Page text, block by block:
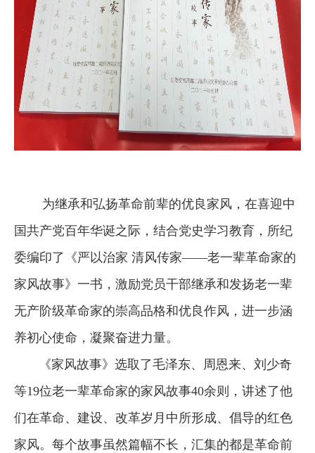
为继承和弘扬革命前辈的优良家风，在喜迎中
国共产党百年华诞之际，结合党史学习教育，所纪
委编印了《严以治家 清风传家——老一辈革命家的
家风故事》一书，激励党员干部继承和发扬老一辈
无产阶级革命家的崇高品格和优良作风，进一步涵
养初心使命，凝聚奋进力量。
《家风故事》选取了毛泽东、周恩来、刘少奇
等19位老一辈革命家的家风故事40余则，讲述了他
们在革命、建设、改革岁月中所形成、倡导的红色
家风。每个故事虽然篇幅不长，汇集的都是革命前